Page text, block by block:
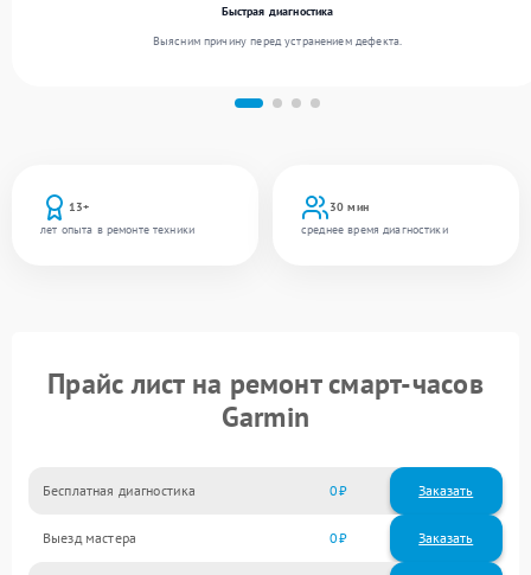
13+
лет опыта в ремонте техники
30 мин
среднее время диагностики
Быстрая диагностика
Выясним причину перед устранением дефекта.
Прайс лист на ремонт смарт-часов
Garmin
Бесплатная диагностика 0 Заказать
Выезд мастера 0 Заказать